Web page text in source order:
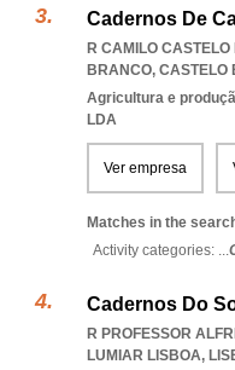
Cadernos De
R CAMILO
BRANCO, CASTELO
Agricultura e
LDA
Ver empresa
Matches in the
Activity categories: ...
Cadernos Do
R PROFESSOR
LUMIAR LISBOA,